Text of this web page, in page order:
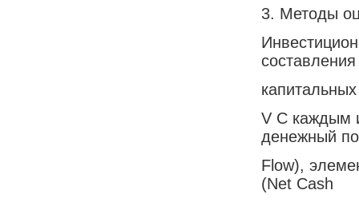
3. Методы
V С каждым
денежный
Flow),
(Net Cash